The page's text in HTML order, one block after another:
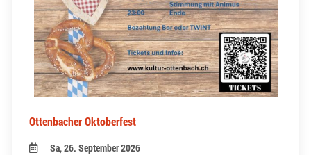
Ottenbacher Oktoberfest
Sa, 26. September 2026